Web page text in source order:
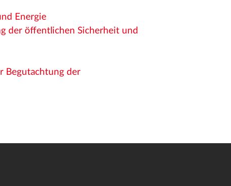
Energie
der öffentlichen Sicherheit und
Begutachtung der